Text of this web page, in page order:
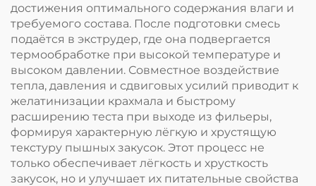
достижения оптимального содержания влаги и
требуемого состава. После подготовки смесь
подаётся в экструдер, где она подвергается
термообработке при высокой температуре и
высоком давлении. Совместное воздействие
тепла, давления и сдвиговых усилий приводит к
желатинизации крахмала и быстрому
расширению теста при выходе из фильеры,
формируя характерную лёгкую и хрустящую
текстуру пышных закусок. Этот процесс не
только обеспечивает лёгкость и хрусткость
закусок, но и улучшает их питательные свойства